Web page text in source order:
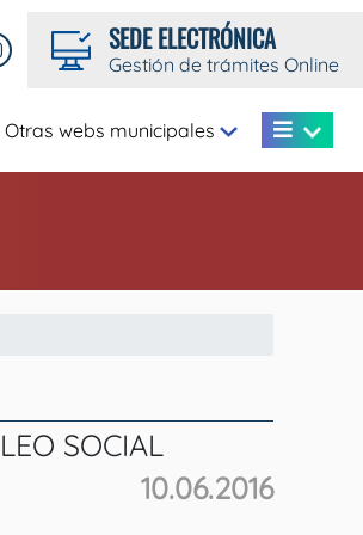
SEDE ELECTRÓNICA
Gestión de trámites Online
Otras webs municipales
SOCIAL
10.06.2016